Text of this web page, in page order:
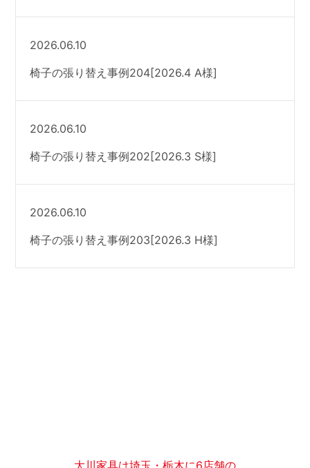
2026.06.10
椅子の張り替え事例204[2026.4 A様]
2026.06.10
椅子の張り替え事例202[2026.3 S様]
2026.06.10
椅子の張り替え事例203[2026.3 H様]